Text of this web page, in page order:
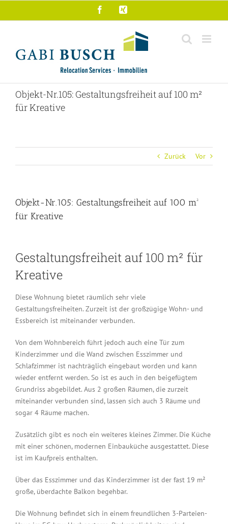
FacebookXing
Objekt-Nr.105: Gestaltungsfreiheit auf 100 m²
für Kreative
Zurück Vor
Objekt-Nr.105: Gestaltungsfreiheit auf 100 m²
für Kreative
Gestaltungsfreiheit auf 100 m² für
Kreative
Diese Wohnung bietet räumlich sehr viele
Gestaltungsfreiheiten. Zurzeit ist der großzügige Wohn- und
Essbereich ist miteinander verbunden.
Von dem Wohnbereich führt jedoch auch eine Tür zum
Kinderzimmer und die Wand zwischen Esszimmer und
Schlafzimmer ist nachträglich eingebaut worden und kann
wieder entfernt werden. So ist es auch in den beigefügtem
Grundriss abgebildet. Aus 2 großen Räumen, die zurzeit
miteinander verbunden sind, lassen sich auch 3 Räume und
sogar 4 Räume machen.
Zusätzlich gibt es noch ein weiteres kleines Zimmer. Die Küche
mit einer schönen, modernen Einbauküche ausgestattet. Diese
ist im Kaufpreis enthalten.
Über das Esszimmer und das Kinderzimmer ist der fast 19 m²
große, überdachte Balkon begehbar.
Die Wohnung befindet sich in einem freundlichen 3-Parteien-